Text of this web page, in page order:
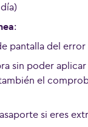
:
pantalla del
sin poder
el
si eres